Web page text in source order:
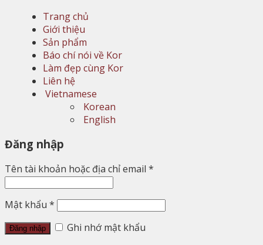
Trang chủ
Giới thiệu
Sản phẩm
Báo chí nói về Kor
Làm đẹp cùng Kor
Liên hệ
Vietnamese
Korean
English
Đăng nhập
Tên tài khoản hoặc địa chỉ email *
Mật khẩu *
Đăng nhập
Ghi nhớ mật khẩu